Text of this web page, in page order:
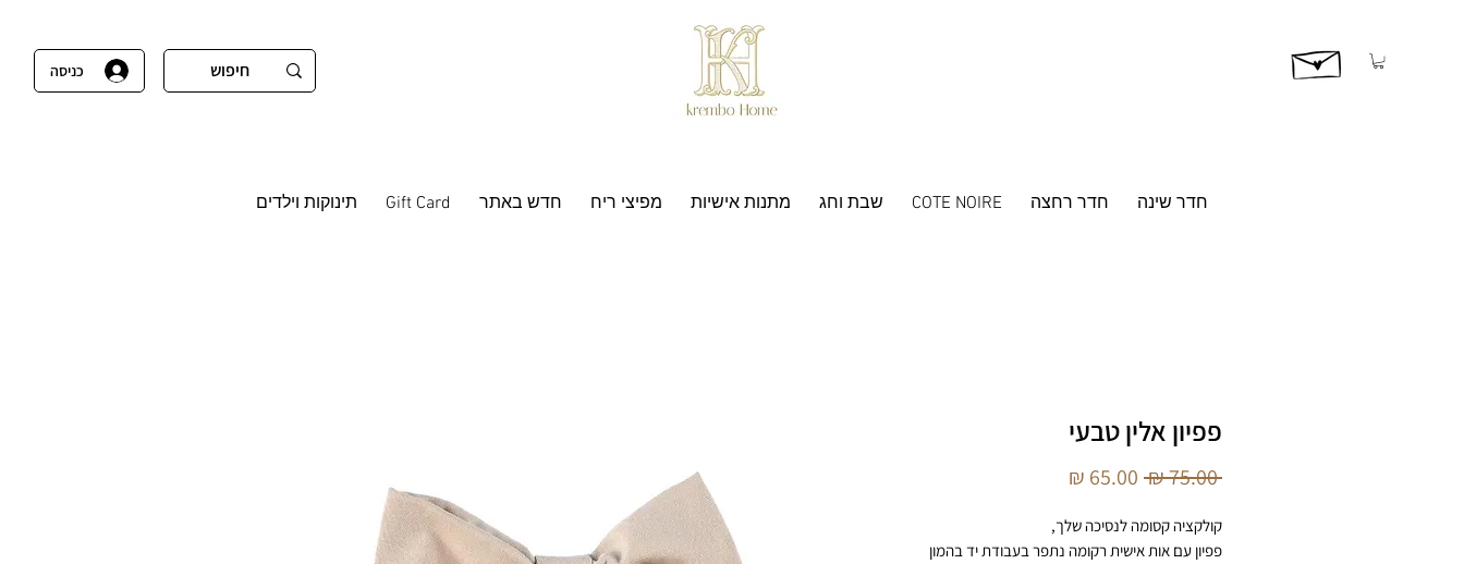
כניסה
חדר שינה חדר רחצה COTE NOIRE שבת וחג מתנות אישיות מפיצי ריח חדש באתר Gift Card תינוקות וילדים
פפיון אלין טבעי
‏75.00 ‏₪
מחיר
קולקציה קסומה לנסיכה שלך,
פפיון עם אות אישית רקומה נתפר בעבודת יד בהמון